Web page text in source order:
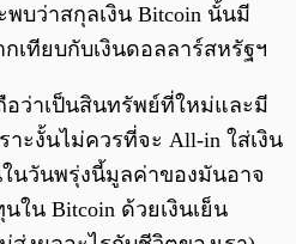
บว่าสกุลเงิน Bitcoin นั้นมี
เทียบกับเงินดอลลาร์สหรัฐฯ
อว่าเป็นสินทรัพย์ที่ใหม่และมี
าะงั้นไม่ควรที่จะ All-in ใส่เงิน
นวันพรุ่งนี้มูลค่าของมันอาจ
ใน Bitcoin ด้วยเงินเย็น